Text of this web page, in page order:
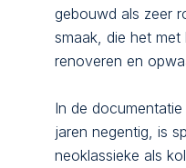
gebouwd als zeer
smaak, die het met
renoveren en
In de
jaren negentig, is
neoklassieke als